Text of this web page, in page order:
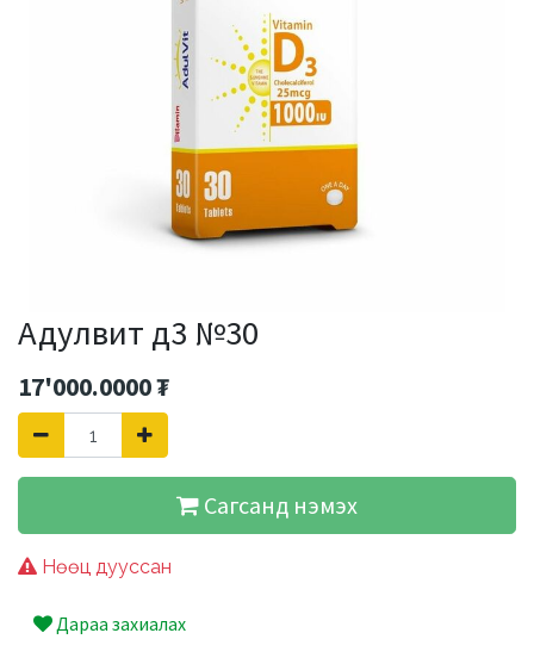
Адулвит д3 №30
17'000.0000₮
Сагсанд нэмэх
Нөөц дууссан
Дараа захиалах